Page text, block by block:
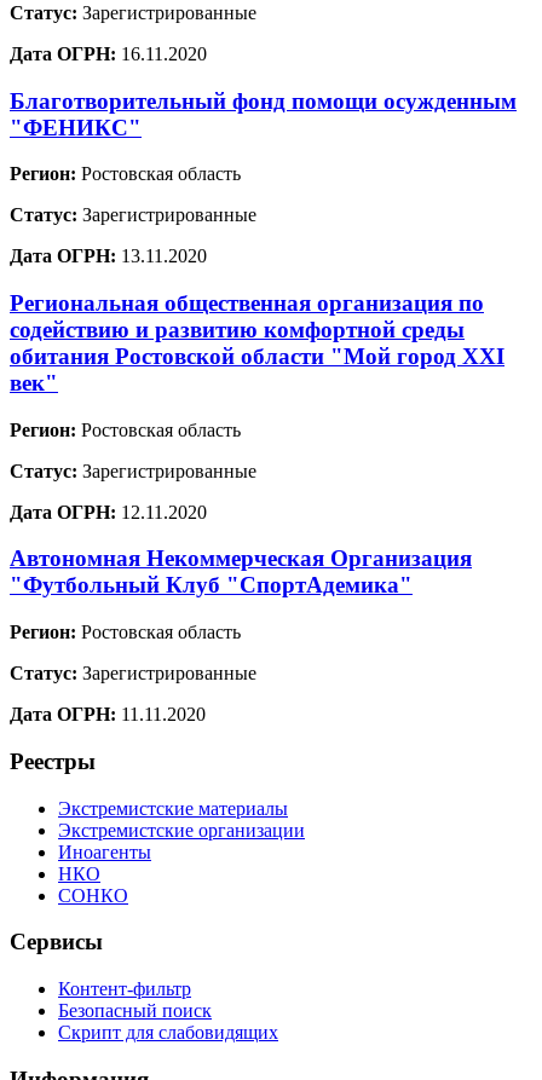
Статус: Зарегистрированные
Дата ОГРН: 16.11.2020
Благотворительный фонд помощи осужденным
"ФЕНИКС"
Регион: Ростовская область
Статус: Зарегистрированные
Дата ОГРН: 13.11.2020
Региональная общественная организация по
содействию и развитию комфортной среды
обитания Ростовской области "Мой город XXI
век"
Регион: Ростовская область
Статус: Зарегистрированные
Дата ОГРН: 12.11.2020
Автономная Некоммерческая Организация
"Футбольный Клуб "СпортАдемика"
Регион: Ростовская область
Статус: Зарегистрированные
Дата ОГРН: 11.11.2020
Реестры
Экстремистские материалы
Экстремистские организации
Иноагенты
НКО
СОНКО
Сервисы
Контент-фильтр
Безопасный поиск
Скрипт для слабовидящих